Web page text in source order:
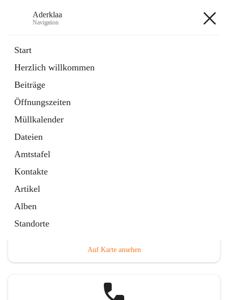
Aderklaa
Navigation
Start
Herzlich willkommen
Beiträge
Öffnungszeiten
Müllkalender
Dateien
Amtstafel
Kontakte
Artikel
Alben
Standorte
6 Schnellzugriffe
Gemeinde
3 Schnellzugriffe
Auf Karte ansehen